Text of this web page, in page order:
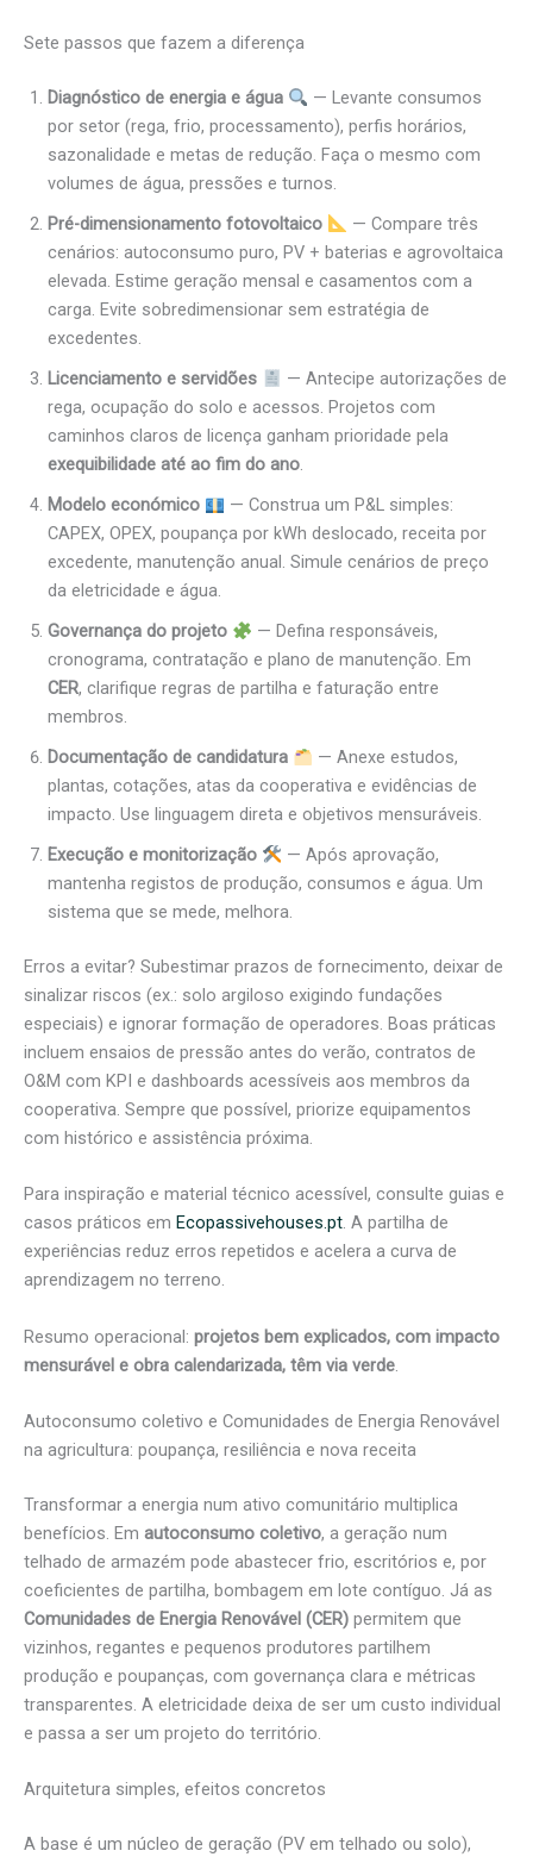
Sete passos que fazem a diferença
Diagnóstico de energia e água
— Levante consumos
por setor (rega, frio, processamento), perfis horários,
sazonalidade e metas de redução. Faça o mesmo com
volumes de água, pressões e turnos.
Pré-dimensionamento fotovoltaico
— Compare três
cenários: autoconsumo puro, PV + baterias e agrovoltaica
elevada. Estime geração mensal e casamentos com a
carga. Evite sobredimensionar sem estratégia de
excedentes.
Licenciamento e servidões
— Antecipe autorizações de
rega, ocupação do solo e acessos. Projetos com
caminhos claros de licença ganham prioridade pela
exequibilidade até ao fim do ano.
Modelo económico
— Construa um P&L simples:
CAPEX, OPEX, poupança por kWh deslocado, receita por
excedente, manutenção anual. Simule cenários de preço
da eletricidade e água.
Governança do projeto
— Defina responsáveis,
cronograma, contratação e plano de manutenção. Em
CER, clarifique regras de partilha e faturação entre
membros.
Documentação de candidatura
— Anexe estudos,
plantas, cotações, atas da cooperativa e evidências de
impacto. Use linguagem direta e objetivos mensuráveis.
Execução e monitorização
— Após aprovação,
mantenha registos de produção, consumos e água. Um
sistema que se mede, melhora.
Erros a evitar? Subestimar prazos de fornecimento, deixar de
sinalizar riscos (ex.: solo argiloso exigindo fundações
especiais) e ignorar formação de operadores. Boas práticas
incluem ensaios de pressão antes do verão, contratos de
O&M com KPI e dashboards acessíveis aos membros da
cooperativa. Sempre que possível, priorize equipamentos
com histórico e assistência próxima.
Para inspiração e material técnico acessível, consulte guias e
casos práticos em Ecopassivehouses.pt. A partilha de
experiências reduz erros repetidos e acelera a curva de
aprendizagem no terreno.
Resumo operacional: projetos bem explicados, com impacto
mensurável e obra calendarizada, têm via verde.
Autoconsumo coletivo e Comunidades de Energia Renovável
na agricultura: poupança, resiliência e nova receita
Transformar a energia num ativo comunitário multiplica
benefícios. Em autoconsumo coletivo, a geração num
telhado de armazém pode abastecer frio, escritórios e, por
coeficientes de partilha, bombagem em lote contíguo. Já as
Comunidades de Energia Renovável (CER) permitem que
vizinhos, regantes e pequenos produtores partilhem
produção e poupanças, com governança clara e métricas
transparentes. A eletricidade deixa de ser um custo individual
e passa a ser um projeto do território.
Arquitetura simples, efeitos concretos
A base é um núcleo de geração (PV em telhado ou solo),